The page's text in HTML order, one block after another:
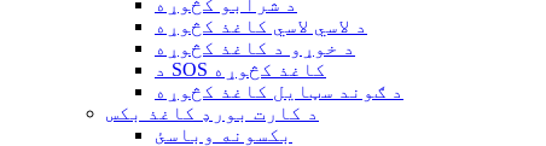
د شرابو کڅوړه
د لاسي لاسي کاغذ کڅوړه
د خوړو د کاغذ کڅوړه
د SOS کاغذ کڅوړه
د ګوند سټایل کاغذ کڅوړه
د کارت بورډ کاغذ بکس
بکسونه وباسئ